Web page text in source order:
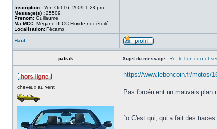
Inscription : Ven Oct 16, 2009 1:23 pm
Message(s) : 25509
Prenom: Guillaume
Ma MCC: Mégane III CC Floride noir étoilé
Localisation: Fécamp
Haut
patrak Sujet du message : Re: le bon coin et
cheveux au vent
https://www.leboncoin.fr/motos/
Pas forcément un mauvais plan
°o C'est qui, qui a fait des